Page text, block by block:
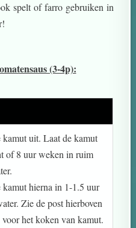
spelt of farro gebruiken in
(3-4p):
kamut uit. Laat de kamut
of 8 uur weken in ruim
hierna in 1-1.5 uur
Zie de post hierboven
het koken van kamut.